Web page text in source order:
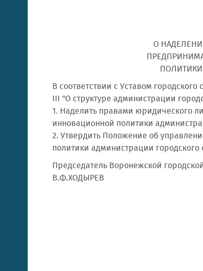
О
В соответствии с Уставом
III "О структуре администрации
1. Наделить правами юридического
инновационной политики
2. Утвердить Положение об
политики администрации
Председатель Воронежской
В.Ф.ХОДЫРЕВ